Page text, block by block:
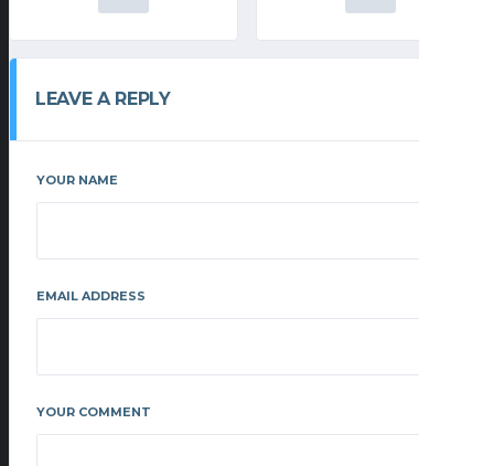
LEAVE A REPLY
YOUR NAME
EMAIL ADDRESS
YOUR COMMENT